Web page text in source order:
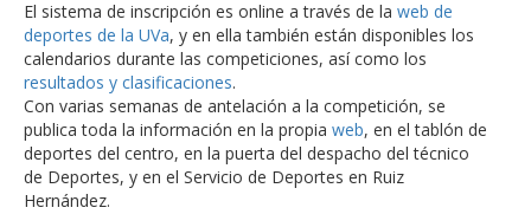
El sistema de inscripción es online a través de la web de
deportes de la UVa, y en ella también están disponibles los
calendarios durante las competiciones, así como los
resultados y clasificaciones.
Con varias semanas de antelación a la competición, se
publica toda la información en la propia web, en el tablón de
deportes del centro, en la puerta del despacho del técnico
de Deportes, y en el Servicio de Deportes en Ruiz
Hernández.